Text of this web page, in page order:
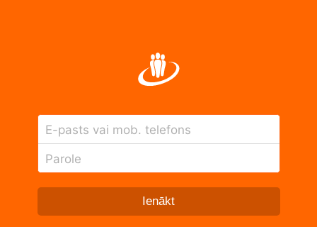
E-pasts vai mob. telefons
Parole
Ienākt